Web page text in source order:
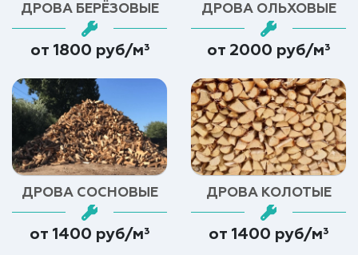
ДРОВА БЕРЁЗОВЫЕ
от 1800 руб/м³
ДРОВА ОЛЬХОВЫЕ
от 2000 руб/м³
ДРОВА СОСНОВЫЕ
от 1400 руб/м³
ДРОВА КОЛОТЫЕ
от 1400 руб/м³